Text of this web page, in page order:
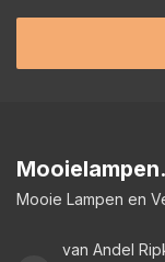
Mooie Lampen en
van Andel